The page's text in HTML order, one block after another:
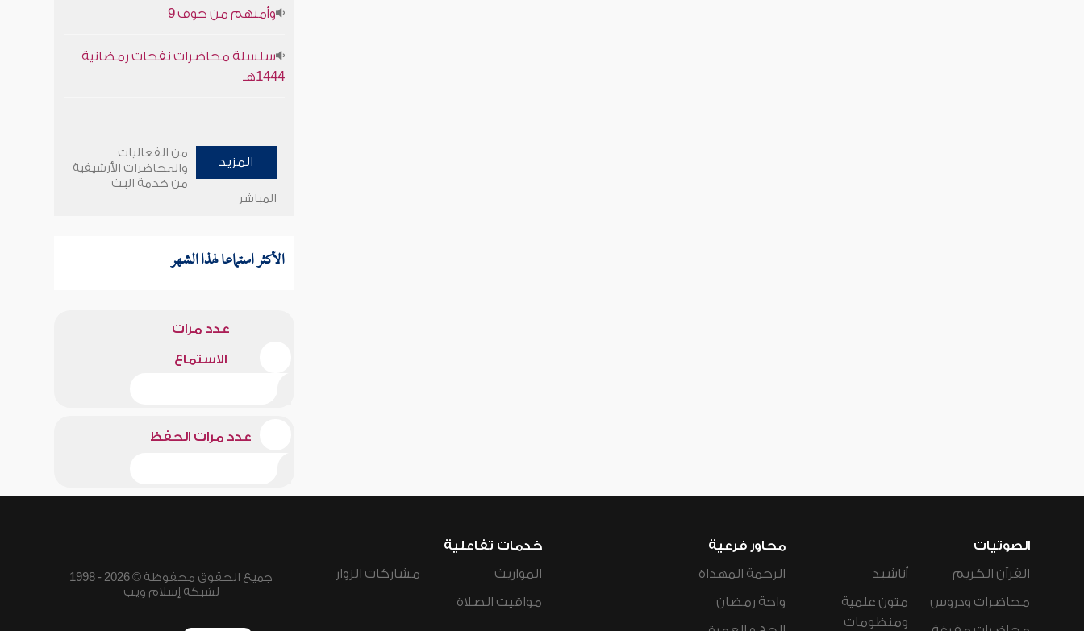
وأمنهم من خوف 9
سلسلة محاضرات نفحات رمضانية
1444هـ
المزيد
من الفعاليات
والمحاضرات الأرشيفية
من خدمة البث
المباشر
الأكثر استماعا لهذا الشهر
عدد مرات
الاستماع
عدد مرات الحفظ
الصوتيات
القرآن الكريم
محاضرات ودروس
أناشيد
متون علمية
ومنظومات
محاور فرعية
الرحمة المهداة
واحة رمضان
خدمات تفاعلية
المواريث
مواقيت الصلاة
مشاركات الزوار
جميع الحقوق محفوظة © 2026 - 1998
لشبكة إسلام ويب